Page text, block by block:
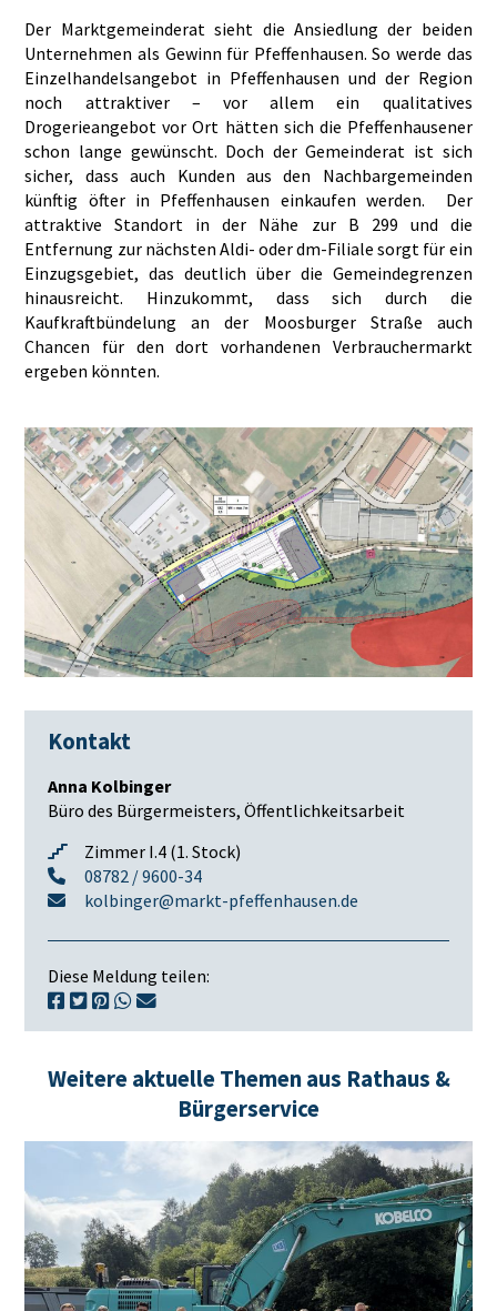
Der Marktgemeinderat sieht die Ansiedlung der beiden
Unternehmen als Gewinn für Pfeffenhausen. So werde das
Einzelhandelsangebot in Pfeffenhausen und der Region
noch attraktiver – vor allem ein qualitatives
Drogerieangebot vor Ort hätten sich die Pfeffenhausener
schon lange gewünscht. Doch der Gemeinderat ist sich
sicher, dass auch Kunden aus den Nachbargemeinden
künftig öfter in Pfeffenhausen einkaufen werden. Der
attraktive Standort in der Nähe zur B 299 und die
Entfernung zur nächsten Aldi- oder dm-Filiale sorgt für ein
Einzugsgebiet, das deutlich über die Gemeindegrenzen
hinausreicht. Hinzukommt, dass sich durch die
Kaufkraftbündelung an der Moosburger Straße auch
Chancen für den dort vorhandenen Verbrauchermarkt
ergeben könnten.
Kontakt
Anna Kolbinger
Büro des Bürgermeisters, Öffentlichkeitsarbeit
Zimmer I.4 (1. Stock)
08782 / 9600-34
kolbinger@markt-pfeffenhausen.de
Diese Meldung teilen:
Weitere aktuelle Themen aus Rathaus &
Bürgerservice